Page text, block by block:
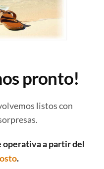
pronto!
listos con
operativa a partir del
.